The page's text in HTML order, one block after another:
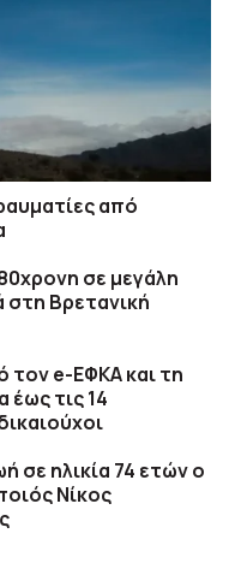
από
σε μεγάλη
στη Βρετανική
τον e-ΕΦΚΑ και τη
τις 14
σε ηλικία 74 ετών ο
Νίκος